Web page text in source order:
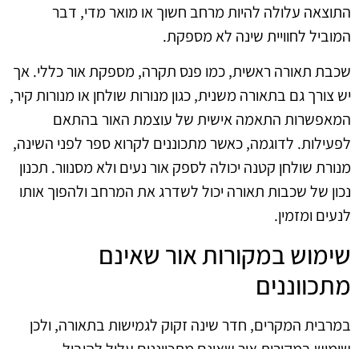
התוצאה עלולה להיות מרחב חשוך או מואר מדי, דבר
המוביל לחוויית שינה לא מספקת.
שכבת תאורה ראשית, כמו פנס תקרה, מספקת אור כללי. אך
יש צורך גם בתאורה משנית, כגון מנורות שולחן או מנורות קיר,
המאפשרות התאמה אישית של עוצמת האור בהתאם
לפעילות. לדוגמה, כאשר מתכוננים לקרוא ספר לפני השינה,
מנורת שולחן קטנה יכולה לספק אור נעים ולא מסנוור. תכנון
נכון של שכבות תאורה יכול לשדרג את המרחב ולהפוך אותו
לנעים ומזמין.
שימוש במקורות אור שאינם
מתכווננים
במרבית המקרים, חדר שינה זקוק לגמישות בתאורה, ולכן